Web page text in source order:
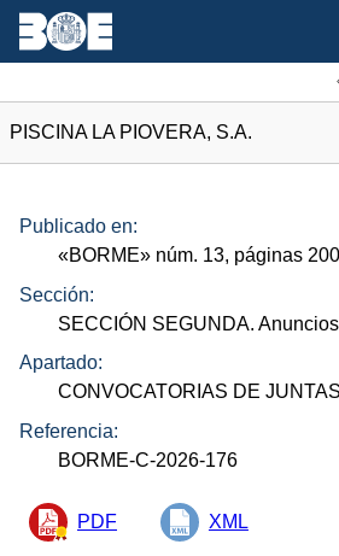
PISCINA LA PIOVERA, S.A.
Publicado en:
«BORME» núm. 13, páginas
Sección:
SECCIÓN SEGUNDA.
Apartado:
CONVOCATORIAS DE JUNTAS
Referencia:
BORME-C-2026-176
PDF XML